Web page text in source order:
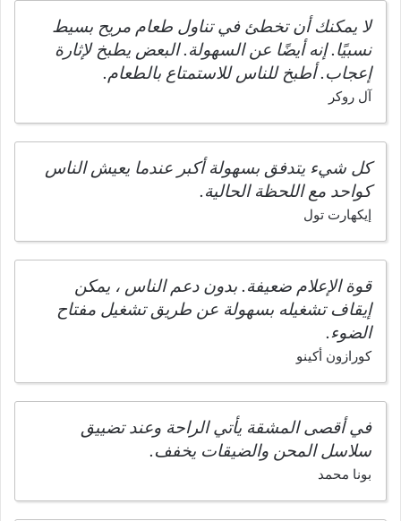
لا يمكنك أن تخطئ في تناول طعام مريح بسيط
نسبيًا. إنه أيضًا عن السهولة. البعض يطبخ لإثارة
إعجاب. أطبخ للناس للاستمتاع بالطعام.
آل روكر
كل شيء يتدفق بسهولة أكبر عندما يعيش الناس
كواحد مع اللحظة الحالية.
إيكهارت تول
قوة الإعلام ضعيفة. بدون دعم الناس ، يمكن
إيقاف تشغيله بسهولة عن طريق تشغيل مفتاح
الضوء.
كورازون أكينو
في أقصى المشقة يأتي الراحة وعند تضييق
سلاسل المحن والضيقات يخفف.
بونا محمد